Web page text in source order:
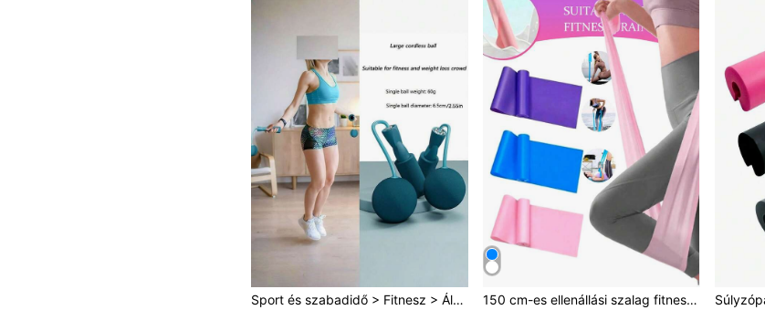
Sport és szabadidő > Fitnesz > Általános edzőfelszerelések > Ugrókötél
150 cm-es ellenállási szalag fitness edzéshez, hordható joga ellenállási szalag otthoni edzéshez, táncmegszorító szalag jógához, pilateshez és tornához, teljes testre való gyakorlathoz, gluteus-, láb- és karnyújtáshoz, fitness felszerelés, otthoni edzőterem, utazási alapdarab